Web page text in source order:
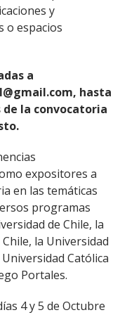
y
o espacios
a
hasta
de la convocatoria
expositores a
en las temáticas
programas
de Chile, la
la Universidad
Católica
Portales.
4 y 5 de Octubre